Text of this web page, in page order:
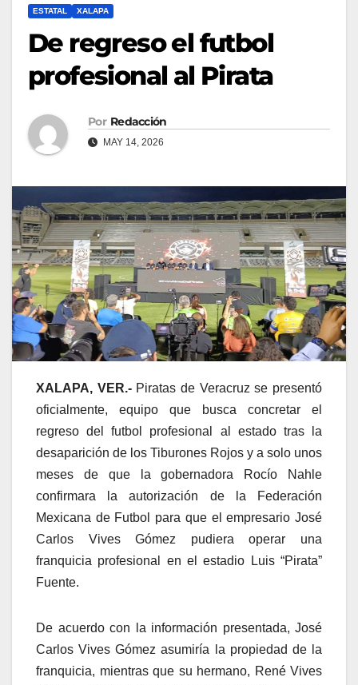
ESTATAL XALAPA
De regreso el futbol
profesional al Pirata
Por Redacción
MAY 14, 2026
XALAPA, VER.-Piratas de Veracruz se presentó
oficialmente, equipo que busca concretar el
regreso del futbol profesional al estado tras la
desaparición de los Tiburones Rojos y a solo unos
meses de que la gobernadora Rocío Nahle
confirmara la autorización de la Federación
Mexicana de Futbol para que el empresario José
Carlos Vives Gómez pudiera operar una
franquicia profesional en el estadio Luis “Pirata”
Fuente.
De acuerdo con la información presentada, José
Carlos Vives Gómez asumiría la propiedad de la
franquicia, mientras que su hermano, René Vives